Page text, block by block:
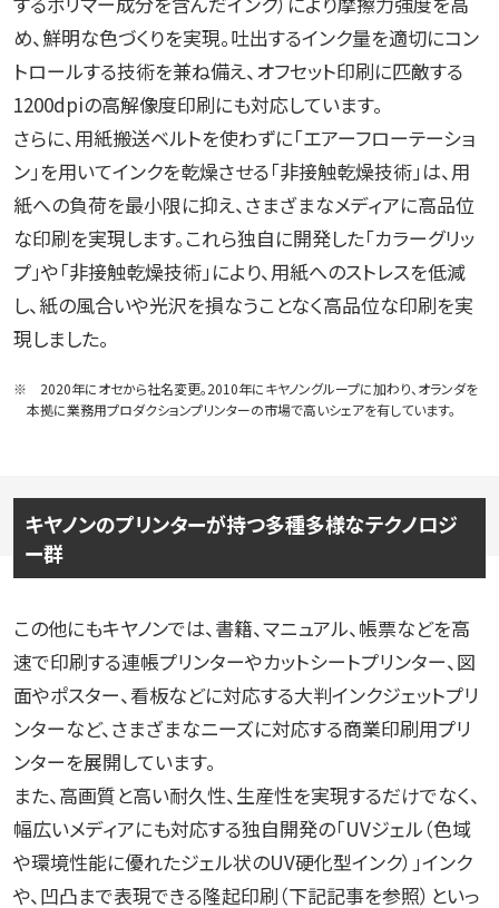
め、鮮明な色づくりを実現。吐出するインク量を適切にコン
トロールする技術を兼ね備え、オフセット印刷に匹敵する
1200dpiの高解像度印刷にも対応しています。
さらに、用紙搬送ベルトを使わずに「エアーフローテーショ
ン」を用いてインクを乾燥させる「非接触乾燥技術」は、用
紙への負荷を最小限に抑え、さまざまなメディアに高品位
な印刷を実現します。これら独自に開発した「カラーグリッ
プ」や「非接触乾燥技術」により、用紙へのストレスを低減
し、紙の風合いや光沢を損なうことなく高品位な印刷を実
現しました。
※ 2020年にオセから社名変更。2010年にキヤノングループに加わり、オランダを
本拠に業務用プロダクションプリンターの市場で高いシェアを有しています。
キヤノンのプリンターが持つ多種多様なテクノロジ
ー群
この他にもキヤノンでは、書籍、マニュアル、帳票などを高
速で印刷する連帳プリンターやカットシートプリンター、図
面やポスター、看板などに対応する大判インクジェットプリ
ンターなど、さまざまなニーズに対応する商業印刷用プリ
ンターを展開しています。
また、高画質と高い耐久性、生産性を実現するだけでなく、
幅広いメディアにも対応する独自開発の「UVジェル（色域
や環境性能に優れたジェル状のUV硬化型インク）」インク
や、凹凸まで表現できる隆起印刷（下記記事を参照）といっ